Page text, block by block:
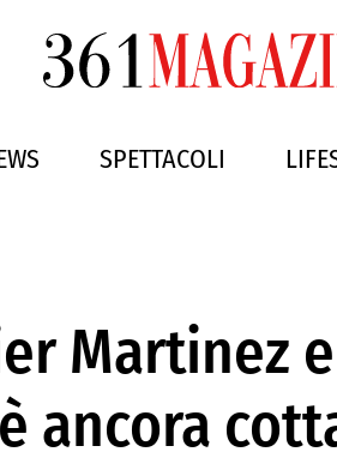
SPETTACOLI
Martinez
ancora